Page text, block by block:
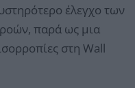
έλεγχο των
παρά ως μια
στη Wall